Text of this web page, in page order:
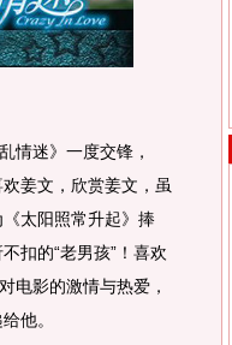
情迷》一度交锋，
姜文，欣赏姜文，虽
太阳照常升起》捧
扣的“老男孩”！喜欢
电影的激情与热爱，
他。